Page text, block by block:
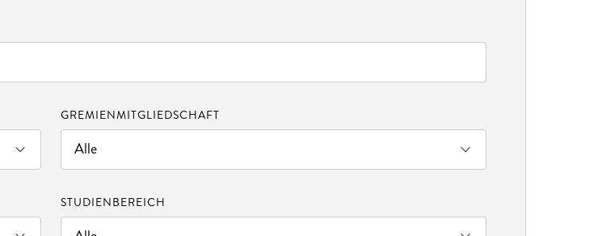
GREMIENMITGLIEDSCHAFT
STUDIENBEREICH